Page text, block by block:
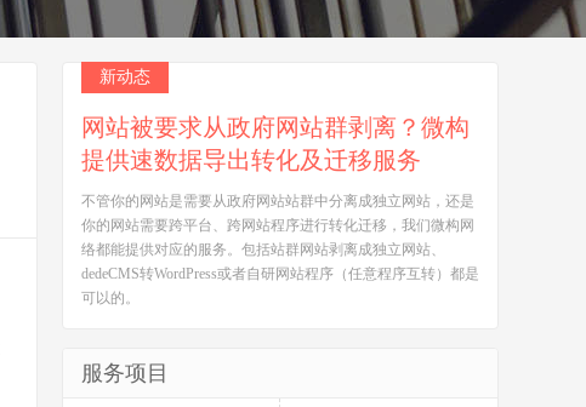
新动态
网站被要求从政府网站群剥离？微构
提供速数据导出转化及迁移服务
不管你的网站是需要从政府网站站群中分离成独立网站，还是
你的网站需要跨平台、跨网站程序进行转化迁移，我们微构网
络都能提供对应的服务。包括站群网站剥离成独立网站、
dedeCMS转WordPress或者自研网站程序（任意程序互转）都是
可以的。
服务项目